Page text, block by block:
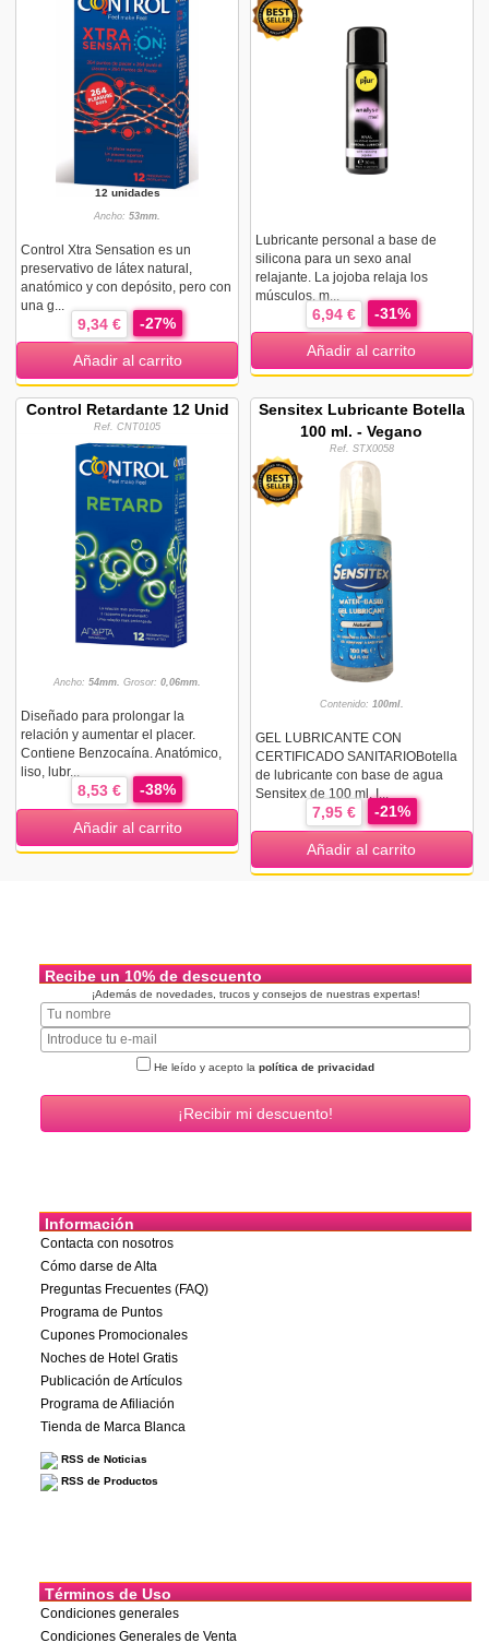
12 unidades
Ancho:53mm.
Control Xtra Sensation es un
preservativo de látex natural,
anatómico y con depósito, pero con
una g...
9,34 € -27%
Añadir al carrito
Lubricante personal a base de
silicona para un sexo anal
relajante. La jojoba relaja los
músculos, m...
6,94 € -31%
Añadir al carrito
Control Retardante 12 Unid
Ref. CNT0105
Ancho:54mm. Grosor:0,06mm.
Diseñado para prolongar la
relación y aumentar el placer.
Contiene Benzocaína. Anatómico,
liso, lubr...
8,53 € -38%
Añadir al carrito
Sensitex Lubricante Botella
100 ml. - Vegano
Ref. STX0058
Contenido: 100ml.
GEL LUBRICANTE CON
CERTIFICADO SANITARIOBotella
de lubricante con base de agua
Sensitex de 100 ml. I...
7,95 € -21%
Añadir al carrito
Recibe un 10% de descuento
¡Además de novedades, trucos y consejos de nuestras expertas!
He leído y acepto la política de privacidad
Información
Contacta con nosotros
Cómo darse de Alta
Preguntas Frecuentes (FAQ)
Programa de Puntos
Cupones Promocionales
Noches de Hotel Gratis
Publicación de Artículos
Programa de Afiliación
Tienda de Marca Blanca
RSS de Noticias
RSS de Productos
Términos de Uso
Condiciones generales
Condiciones Generales de Venta